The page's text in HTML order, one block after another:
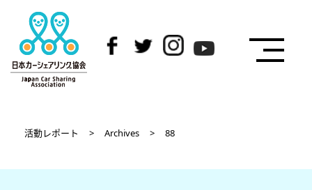
活動レポート > Archives > 88